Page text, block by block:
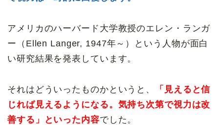
アメリカのハーバード大学教授のエレン・ランガ
ー（Ellen Langer, 1947年～）という人物が面白
い研究結果を発表しています。
それはどういったものかというと、
「見えると信
じれば見えるようになる。気持ち次第で視力は改
善する」といった内容でした。